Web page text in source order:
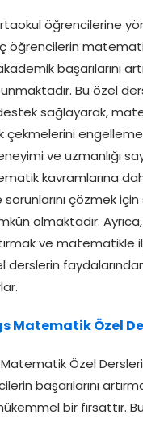
öğrencilerine
öğrencilerin
başarılarını
Bu özel
sağlayarak,
çekmelerini
ve uzmanlığı
kavramlarına
sorunlarını çözmek
olmaktadır.
ve matematikle
derslerin
Matematik Özel
Özel Dersleri,
başarılarını
bir fırsattır.